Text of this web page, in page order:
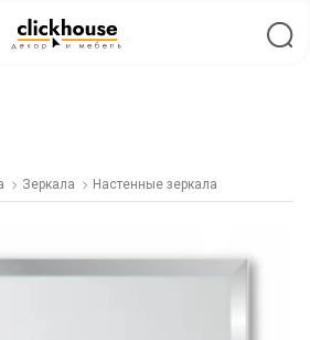
Зеркала Настенные зеркала